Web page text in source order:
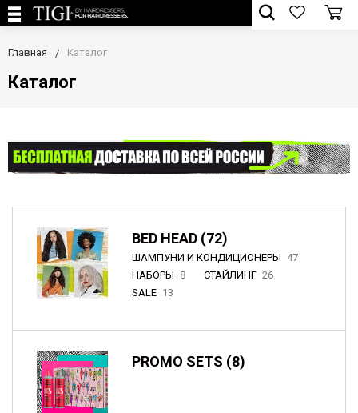
Главная Каталог
Каталог
BED HEAD (72)
ШАМПУНИ И КОНДИЦИОНЕРЫ 47
НАБОРЫ 8 СТАЙЛИНГ 26
SALE 13
PROMO SETS (8)